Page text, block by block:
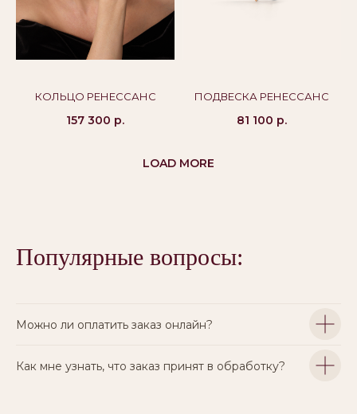
КОЛЬЦО РЕНЕССАНС
157 300 р.
ПОДВЕСКА РЕНЕССАНС
81 100 р.
LOAD MORE
Популярные вопросы:
Можно ли оплатить заказ онлайн?
Как мне узнать, что заказ принят в обработку?